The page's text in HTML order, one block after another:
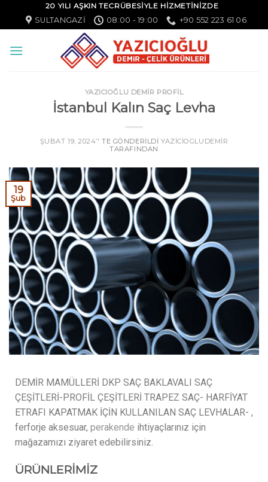
20 YILI AŞKIN TECRÜBESİYLE HİZMETİNİZDE
SULTANGAZI
08:00 - 19:00 +90 552 223 61 06
YAZICIOĞLU DEMİR PROFİL
İstanbul Kalın Saç Levha
ŞUBAT 19, 2024’' TE GÖNDERILDI YAZICIOGLUDEMIR
TARAFINDAN
19
Şub
DEMİR MAMÜLLERİ DKP SAÇ BAKLAVALI SAÇ
ÇEŞİTLERİ-PROFİL ÇEŞİTLERİ TRAPEZ SAÇ- HARFİYAT
ETRAFI KAPATMAK İÇİN KULLANILAN SAÇ LEVHALAR- ,
ferforje aksesuar, perakende ihtiyaçlarınız için
mağazamızı ziyaret edebilirsiniz.
ÜRÜNLERİMİZ